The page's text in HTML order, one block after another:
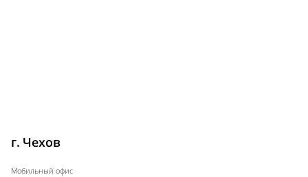
г. Чехов
Мобильный офис